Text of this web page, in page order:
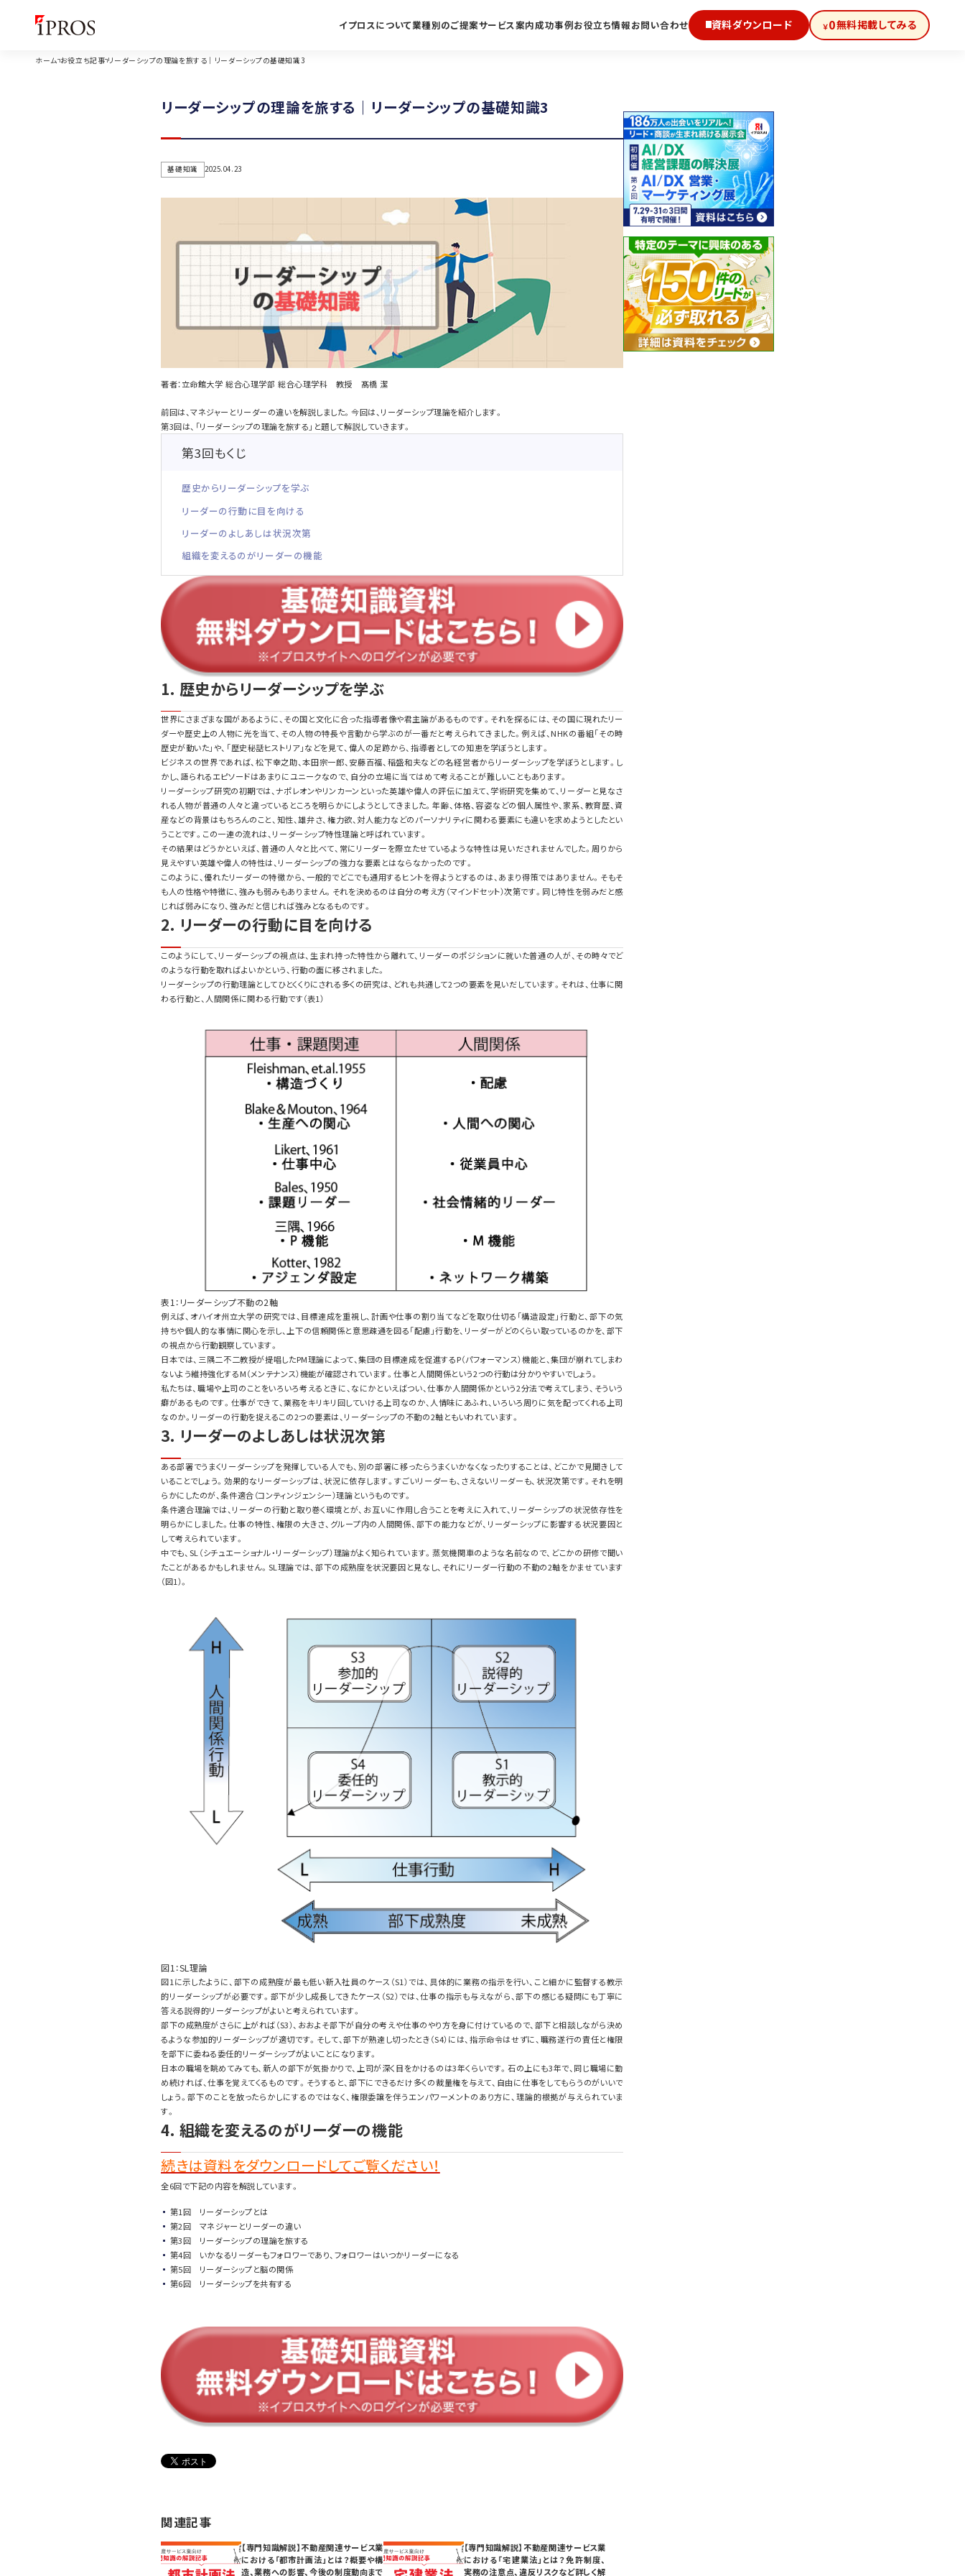
イプロスについて業種別のご提案サービス案内成功事例お役立ち情報お問い合わせ 資料ダウンロード ￥0無料掲載してみる
ホーム お役立ち記事 リーダーシップの理論を旅する｜リーダーシップの基礎知識3
リーダーシップの理論を旅する｜リーダーシップの基礎知識3
基礎知識 2025.04.23
著者：立命館大学 総合心理学部 総合心理学科 教授 髙橋 潔
前回は、マネジャーとリーダーの違いを解説しました。今回は、リーダーシップ理論を紹介します。
第3回は、「リーダーシップの理論を旅する」と題して解説していきます。
第3回もくじ
歴史からリーダーシップを学ぶ
リーダーの行動に目を向ける
リーダーのよしあしは状況次第
組織を変えるのがリーダーの機能
1. 歴史からリーダーシップを学ぶ
世界にさまざまな国があるように、その国と文化に合った指導者像や君主論があるものです。それを探るには、その国に現れたリー
ダーや歴史上の人物に光を当て、その人物の特長や言動から学ぶのが一番だと考えられてきました。例えば、NHKの番組「その時
歴史が動いた」や、「歴史秘話ヒストリア」などを見て、偉人の足跡から、指導者としての知恵を学ぼうとします。
ビジネスの世界であれば、松下幸之助、本田宗一郎、安藤百福、稲盛和夫などの名経営者からリーダーシップを学ぼうとします。し
かし、語られるエピソードはあまりにユニークなので、自分の立場に当てはめて考えることが難しいこともあります。
リーダーシップ研究の初期では、ナポレオンやリンカーンといった英雄や偉人の評伝に加えて、学術研究を集めて、リーダーと見なさ
れる人物が普通の人々と違っているところを明らかにしようとしてきました。年齢、体格、容姿などの個人属性や、家系、教育歴、資
産などの背景はもちろんのこと、知性、雄弁さ、権力欲、対人能力などのパーソナリティに関わる要素にも違いを求めようとしたとい
うことです。この一連の流れは、リーダーシップ特性理論と呼ばれています。
その結果はどうかといえば、普通の人々と比べて、常にリーダーを際立たせているような特性は見いだされませんでした。周りから
見えやすい英雄や偉人の特性は、リーダーシップの強力な要素とはならなかったのです。
このように、優れたリーダーの特徴から、一般的でどこでも通用するヒントを得ようとするのは、あまり得策ではありません。そもそ
も人の性格や特徴に、強みも弱みもありません。それを決めるのは自分の考え方（マインドセット）次第です。同じ特性を弱みだと感
じれば弱みになり、強みだと信じれば強みとなるものです。
2. リーダーの行動に目を向ける
このようにして、リーダーシップの視点は、生まれ持った特性から離れて、リーダーのポジションに就いた普通の人が、その時々でど
のような行動を取ればよいかという、行動の面に移されました。
リーダーシップの行動理論としてひとくくりにされる多くの研究は、どれも共通して2つの要素を見いだしています。それは、仕事に関
わる行動と、人間関係に関わる行動です（表1）
表1：リーダーシップ不動の2軸
例えば、オハイオ州立大学の研究では、目標達成を重視し、計画や仕事の割り当てなどを取り仕切る「構造設定」行動と、部下の気
持ちや個人的な事情に関心を示し、上下の信頼関係と意思疎通を図る「配慮」行動を、リーダーがどのくらい取っているのかを、部下
の視点から行動観察しています。
日本では、三隅二不二教授が提唱したPM理論によって、集団の目標達成を促進するP（パフォーマンス）機能と、集団が崩れてしまわ
ないよう維持強化するM（メンテナンス）機能が確認されています。仕事と人間関係という2つの行動は分かりやすいでしょう。
私たちは、職場や上司のことをいろいろ考えるときに、なにかといえばつい、仕事か人間関係かという2分法で考えてしまう、そういう
癖があるものです。仕事ができて、業務をキリキリ回していける上司なのか、人情味にあふれ、いろいろ周りに気を配ってくれる上司
なのか。リーダーの行動を捉えるこの2つの要素は、リーダーシップの不動の2軸ともいわれています。
3. リーダーのよしあしは状況次第
ある部署でうまくリーダーシップを発揮している人でも、別の部署に移ったらうまくいかなくなったりすることは、どこかで見聞きして
いることでしょう。効果的なリーダーシップは、状況に依存します。すごいリーダーも、さえないリーダーも、状況次第です。それを明
らかにしたのが、条件適合（コンティンジェンシー）理論というものです。
条件適合理論では、リーダーの行動と取り巻く環境とが、お互いに作用し合うことを考えに入れて、リーダーシップの状況依存性を
明らかにしました。仕事の特性、権限の大きさ、グループ内の人間関係、部下の能力などが、リーダーシップに影響する状況要因と
して考えられています。
中でも、SL（シチュエーショナル・リーダーシップ）理論がよく知られています。蒸気機関車のような名前なので、どこかの研修で聞い
たことがあるかもしれません。SL理論では、部下の成熟度を状況要因と見なし、それにリーダー行動の不動の2軸をかませています
（図1）。
図1：SL理論
図1に示したように、部下の成熟度が最も低い新入社員のケース（S1）では、具体的に業務の指示を行い、こと細かに監督する教示
的リーダーシップが必要です。部下が少し成長してきたケース（S2）では、仕事の指示も与えながら、部下の感じる疑問にも丁寧に
答える説得的リーダーシップがよいと考えられています。
部下の成熟度がさらに上がれば（S3）、おおよそ部下が自分の考えや仕事のやり方を身に付けているので、部下と相談しながら決め
るような参加的リーダーシップが適切です。そして、部下が熟達し切ったとき（S4）には、指示命令はせずに、職務遂行の責任と権限
を部下に委ねる委任的リーダーシップがよいことになります。
日本の職場を眺めてみても、新人の部下が気掛かりで、上司が深く目をかけるのは3年くらいです。石の上にも3年で、同じ職場に勤
め続ければ、仕事を覚えてくるものです。そうすると、部下にできるだけ多くの裁量権を与えて、自由に仕事をしてもらうのがいいで
しょう。部下のことを放ったらかしにするのではなく、権限委譲を伴うエンパワーメントのあり方に、理論的根拠が与えられていま
す。
4. 組織を変えるのがリーダーの機能
続きは資料をダウンロードしてご覧ください！
全6回で下記の内容を解説しています。
第1回 リーダーシップとは
第2回 マネジャーとリーダーの違い
第3回 リーダーシップの理論を旅する
第4回 いかなるリーダーもフォロワーであり、フォロワーはいつかリーダーになる
第5回 リーダーシップと脳の関係
第6回 リーダーシップを共有する
関連記事
【専門知識解説】不動産関連サービス業
における「都市計画法」とは？概要や構
造、業務への影響、今後の制度動向まで
【専門知識解説】不動産関連サービス業
における「宅建業法」とは？免許制度、
実務の注意点、違反リスクなど詳しく解